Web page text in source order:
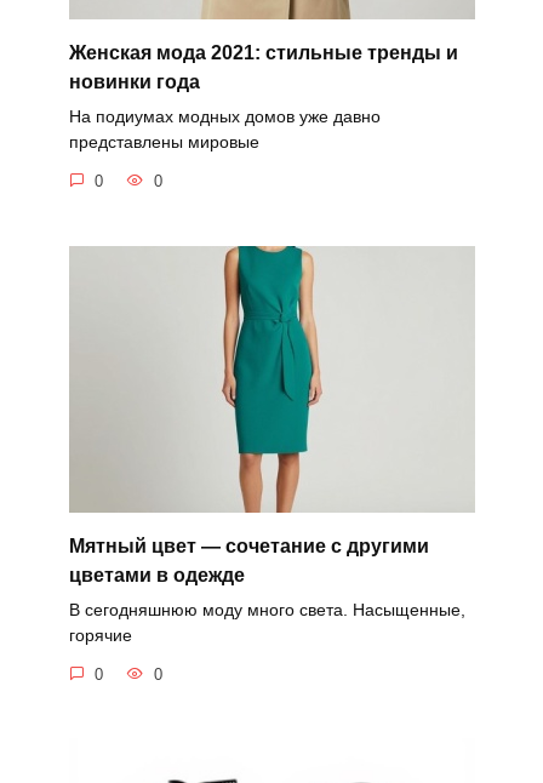
Женская мода 2021: стильные тренды и
новинки года
На подиумах модных домов уже давно
представлены мировые
0 0
Мятный цвет — сочетание с другими
цветами в одежде
В сегодняшнюю моду много света. Насыщенные,
горячие
0 0